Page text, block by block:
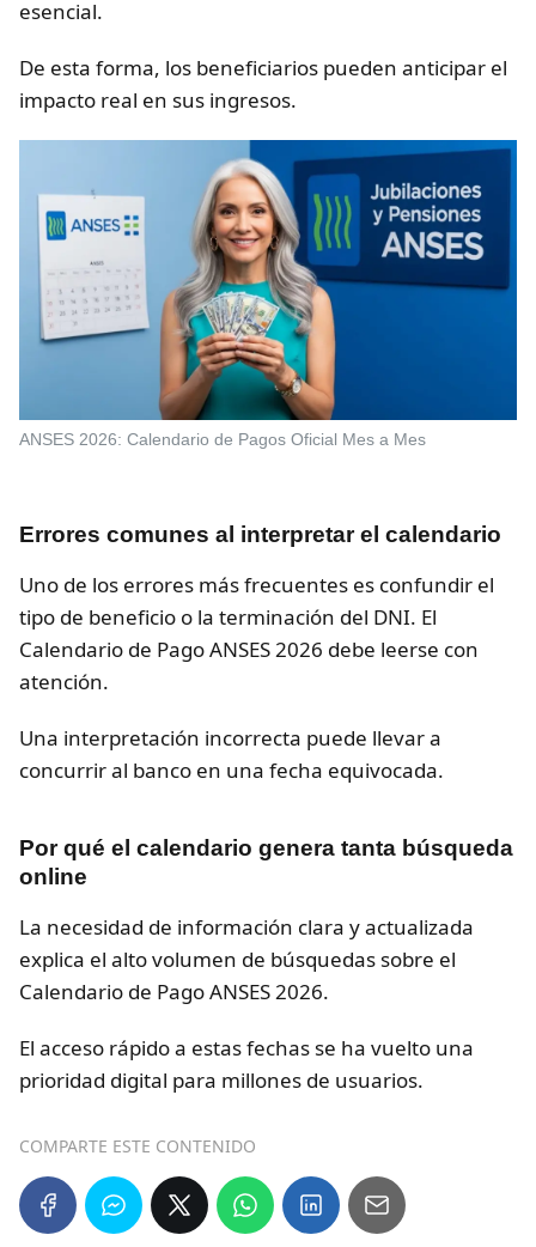
esencial.
De esta forma, los beneficiarios pueden anticipar el
impacto real en sus ingresos.
ANSES 2026: Calendario de Pagos Oficial Mes a Mes
Errores comunes al interpretar el calendario
Uno de los errores más frecuentes es confundir el
tipo de beneficio o la terminación del DNI. El
Calendario de Pago ANSES 2026 debe leerse con
atención.
Una interpretación incorrecta puede llevar a
concurrir al banco en una fecha equivocada.
Por qué el calendario genera tanta búsqueda
online
La necesidad de información clara y actualizada
explica el alto volumen de búsquedas sobre el
Calendario de Pago ANSES 2026.
El acceso rápido a estas fechas se ha vuelto una
prioridad digital para millones de usuarios.
COMPARTE ESTE CONTENIDO